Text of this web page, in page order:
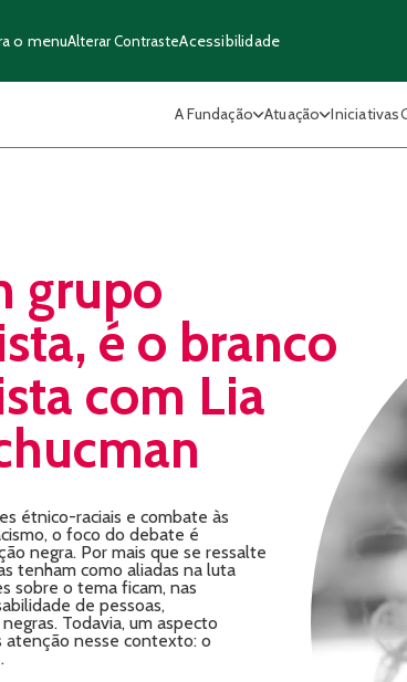
o menuAlterar ContrasteAcessibilidade
A Fundação Atuação Iniciativas
grupo
é o branco
com Lia
étnico-raciais e combate às
o foco do debate é
negra. Por mais que se ressalte
tenham como aliadas na luta
sobre o tema ficam, nas
de pessoas,
Todavia, um aspecto
atenção nesse contexto: o